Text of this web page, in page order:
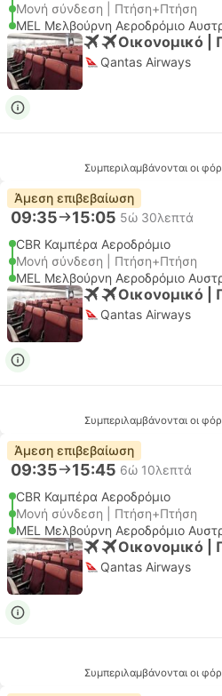
Μονή σύνδεση | Πτήση+Πτήση
MEL Μελβούρνη Αεροδρόμιο
Οικονομικό |
Qantas Airways
Συμπεριλαμβάνονται οι
Άμεση επιβεβαίωση
09:35 15:05 5ώ 30λεπτά
CBR Καμπέρα Αεροδρόμιο
Μονή σύνδεση | Πτήση+Πτήση
MEL Μελβούρνη Αεροδρόμιο
Οικονομικό |
Qantas Airways
Συμπεριλαμβάνονται οι
Άμεση επιβεβαίωση
09:35 15:45 6ώ 10λεπτά
CBR Καμπέρα Αεροδρόμιο
Μονή σύνδεση | Πτήση+Πτήση
MEL Μελβούρνη Αεροδρόμιο
Οικονομικό |
Qantas Airways
Συμπεριλαμβάνονται οι